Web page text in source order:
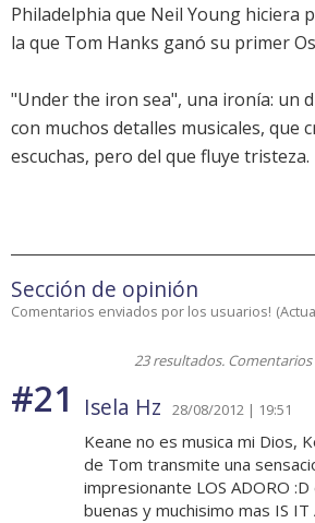
Philadelphia que Neil Young hiciera
la que Tom Hanks ganó su primer
"Under the iron sea", una ironía: un
con muchos detalles musicales, que
escuchas, pero del que fluye tristeza.
Sección de opinión
Comentarios enviados por los usuarios! (
23 resultados. Comentarios
#21 Isela Hz 28/08/2012 | 19:51
Keane no es musica mi Dios,
de Tom transmite una
impresionante LOS ADORO
buenas y muchisimo mas IS IT